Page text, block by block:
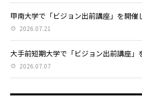
甲南大学で「ビジョン出前講座」を開催
2026.07.21
大手前短期大学で「ビジョン出前講座」
2026.07.07